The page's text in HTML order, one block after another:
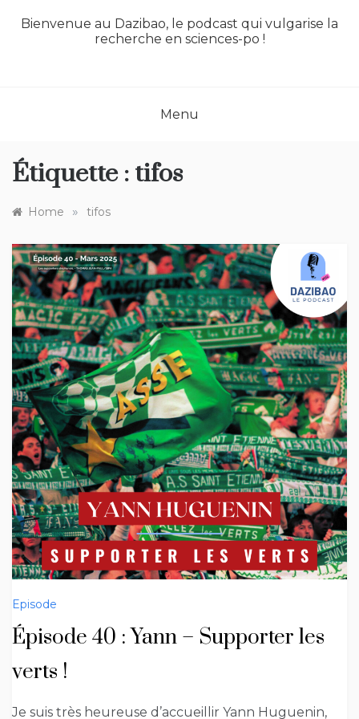
Bienvenue au Dazibao, le podcast qui vulgarise la
recherche en sciences-po !
Menu
Étiquette : tifos
Home » tifos
Episode
Épisode 40 : Yann – Supporter les
verts !
Je suis très heureuse d’accueillir Yann Huguenin,